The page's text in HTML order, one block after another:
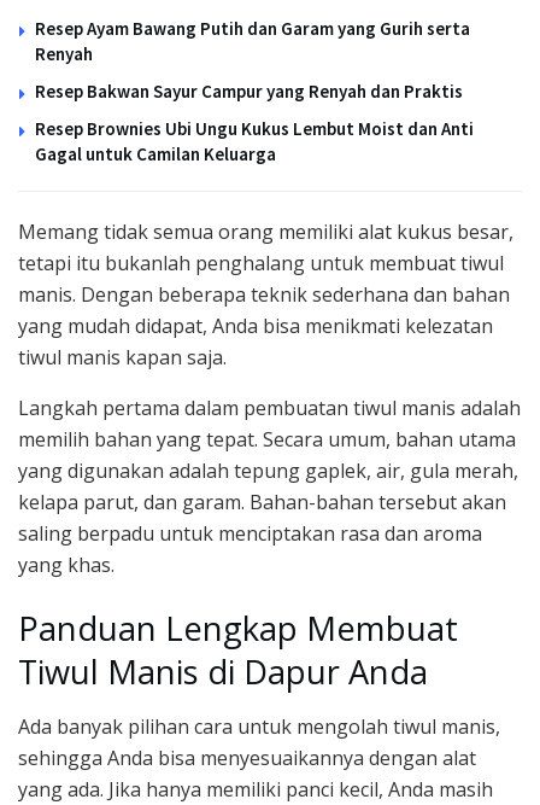
Resep Ayam Bawang Putih dan Garam yang Gurih serta
Renyah
Resep Bakwan Sayur Campur yang Renyah dan Praktis
Resep Brownies Ubi Ungu Kukus Lembut Moist dan Anti
Gagal untuk Camilan Keluarga
Memang tidak semua orang memiliki alat kukus besar,
tetapi itu bukanlah penghalang untuk membuat tiwul
manis. Dengan beberapa teknik sederhana dan bahan
yang mudah didapat, Anda bisa menikmati kelezatan
tiwul manis kapan saja.
Langkah pertama dalam pembuatan tiwul manis adalah
memilih bahan yang tepat. Secara umum, bahan utama
yang digunakan adalah tepung gaplek, air, gula merah,
kelapa parut, dan garam. Bahan-bahan tersebut akan
saling berpadu untuk menciptakan rasa dan aroma
yang khas.
Panduan Lengkap Membuat
Tiwul Manis di Dapur Anda
Ada banyak pilihan cara untuk mengolah tiwul manis,
sehingga Anda bisa menyesuaikannya dengan alat
yang ada. Jika hanya memiliki panci kecil, Anda masih